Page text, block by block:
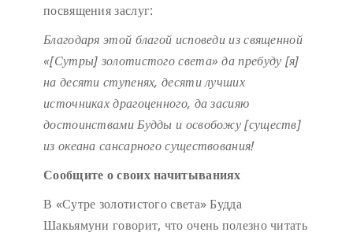
посвящения заслуг:
Благодаря этой благой исповедииз священной
«[Сутры] золотистого света» да пребуду [я]
на десяти ступенях, десяти лучших
источниках драгоценного, да засияю
достоинствами Будды и освобожу [существ]
из океана сансарного существования!
Сообщите о своих начитываниях
В «Сутре золотистого света» Будда
Шакьямуни говорит, что очень полезно читать